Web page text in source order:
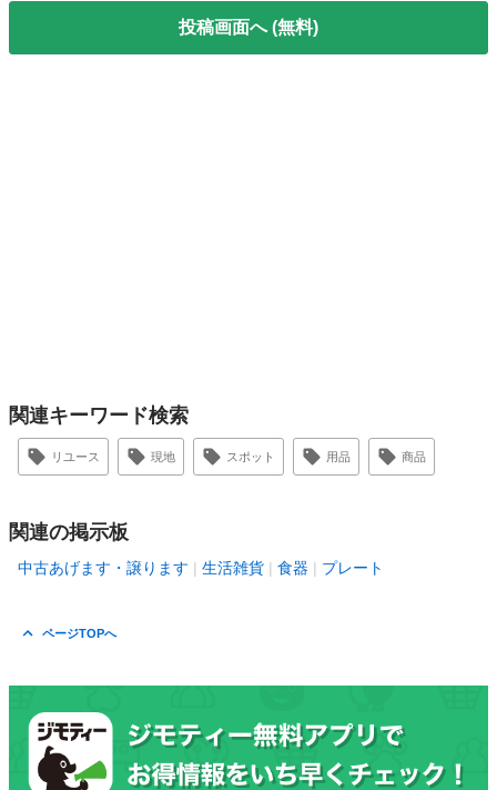
投稿画面へ (無料)
関連キーワード検索
リユース 現地 スポット 用品 商品
関連の掲示板
中古あげます・譲ります 生活雑貨 食器 プレート
ページTOPへ